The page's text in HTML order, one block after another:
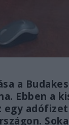
a
Ebben a